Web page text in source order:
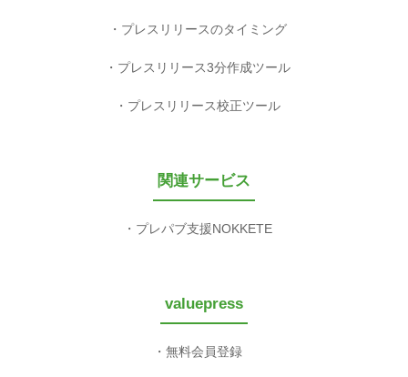
プレスリリースのタイミング
プレスリリース3分作成ツール
プレスリリース校正ツール
関連サービス
プレパブ支援NOKKETE
valuepress
無料会員登録